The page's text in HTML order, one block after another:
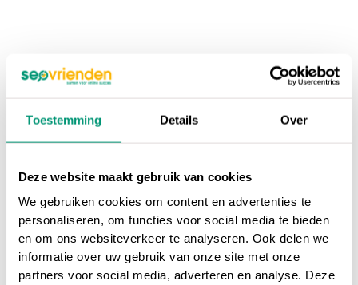
Toestemming Details Over
Deze website maakt gebruik van cookies
We gebruiken cookies om content en advertenties te
personaliseren, om functies voor social media te bieden
en om ons websiteverkeer te analyseren. Ook delen we
informatie over uw gebruik van onze site met onze
partners voor social media, adverteren en analyse. Deze